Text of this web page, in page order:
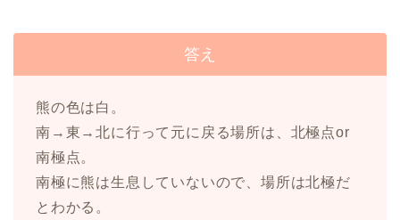
答え
熊の色は白。
南→東→北に行って元に戻る場所は、北極点or
南極点。
南極に熊は生息していないので、場所は北極だ
とわかる。